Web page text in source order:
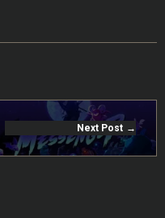
Next Post